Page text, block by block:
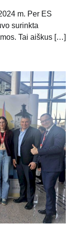
m. Per ES
surinkta
Tai aiškus […]